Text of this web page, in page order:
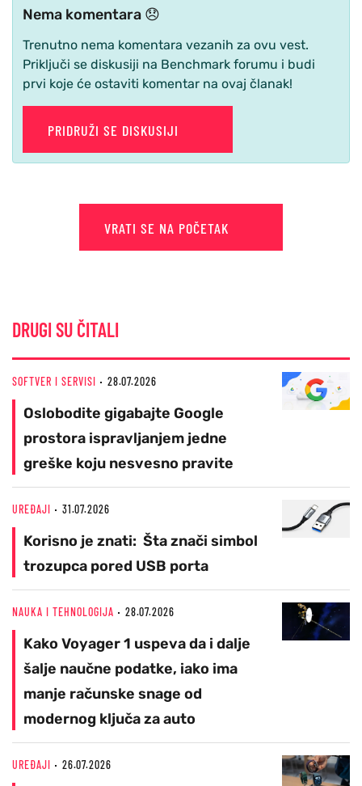
Nema komentara 😞
Trenutno nema komentara vezanih za ovu vest.
Priključi se diskusiji na Benchmark forumu i budi
prvi koje će ostaviti komentar na ovaj članak!
PRIDRUŽI SE DISKUSIJI
VRATI SE NA POČETAK
DRUGI SU ČITALI
SOFTVER I SERVISI 28.07.2026
Oslobodite gigabajte Google
prostora ispravljanjem jedne
greške koju nesvesno pravite
UREĐAJI 31.07.2026
Korisno je znati: Šta znači simbol
trozupca pored USB porta
NAUKA I TEHNOLOGIJA 28.07.2026
Kako Voyager 1 uspeva da i dalje
šalje naučne podatke, iako ima
manje računske snage od
modernog ključa za auto
UREĐAJI 26.07.2026